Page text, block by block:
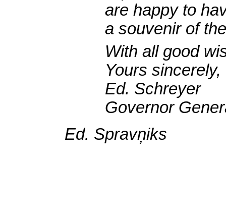
are happyto
a souvenir of the
With all good
Yours sincerely,
Ed. Schreyer
Governor
Ed. Spravņiks